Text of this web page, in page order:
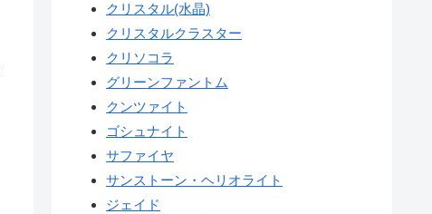
クリスタル(水晶)
クリスタルクラスター
クリソコラ
グリーンファントム
クンツァイト
ゴシュナイト
サファイヤ
サンストーン・ヘリオライト
ジェイド